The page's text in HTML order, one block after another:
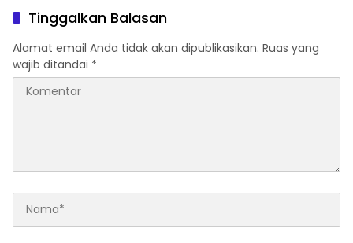
Tinggalkan Balasan
Alamat email Anda tidak akan dipublikasikan. Ruas yang
wajib ditandai *